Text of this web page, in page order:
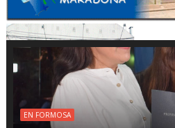
EN FORMOSA